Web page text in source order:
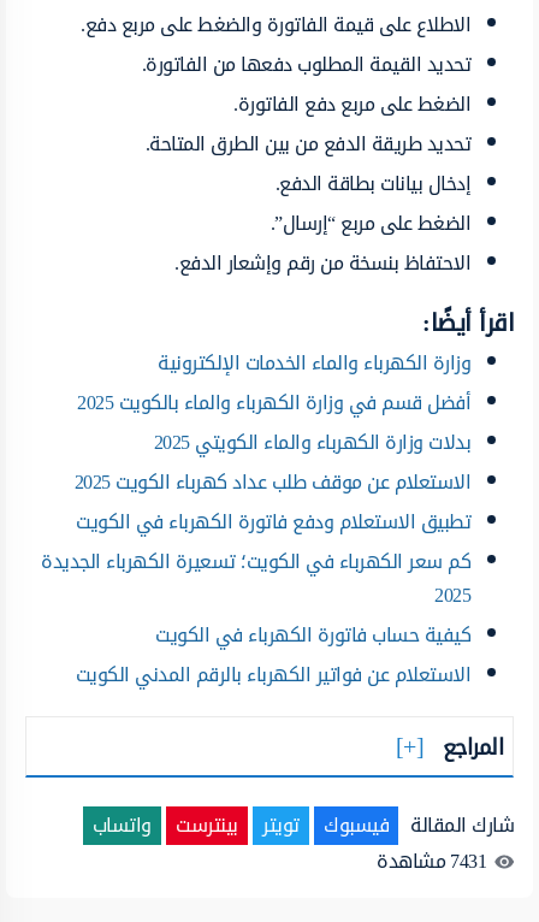
الاطلاع على قيمة الفاتورة والضغط على مربع دفع.
تحديد القيمة المطلوب دفعها من الفاتورة.
الضغط على مربع دفع الفاتورة.
تحديد طريقة الدفع من بين الطرق المتاحة.
إدخال بيانات بطاقة الدفع.
الضغط على مربع “إرسال”.
الاحتفاظ بنسخة من رقم وإشعار الدفع.
اقرأ أيضًا:
وزارة الكهرباء والماء الخدمات الإلكترونية
أفضل قسم في وزارة الكهرباء والماء بالكويت 2025
بدلات وزارة الكهرباء والماء الكويتي 2025
الاستعلام عن موقف طلب عداد كهرباء الكويت 2025
تطبيق الاستعلام ودفع فاتورة الكهرباء في الكويت
كم سعر الكهرباء في الكويت؛ تسعيرة الكهرباء الجديدة
2025
كيفية حساب فاتورة الكهرباء في الكويت
الاستعلام عن فواتير الكهرباء بالرقم المدني الكويت
المراجع
شارك المقالة فيسبوك تويتر بينترست
واتساب
7431مشاهدة